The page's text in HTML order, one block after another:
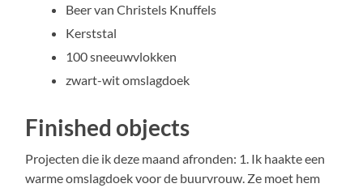
Beer van Christels Knuffels
Kerststal
100 sneeuwvlokken
zwart-wit omslagdoek
Finished objects
Projecten die ik deze maand afronden: 1. Ik haakte een
warme omslagdoek voor de buurvrouw. Ze moet hem